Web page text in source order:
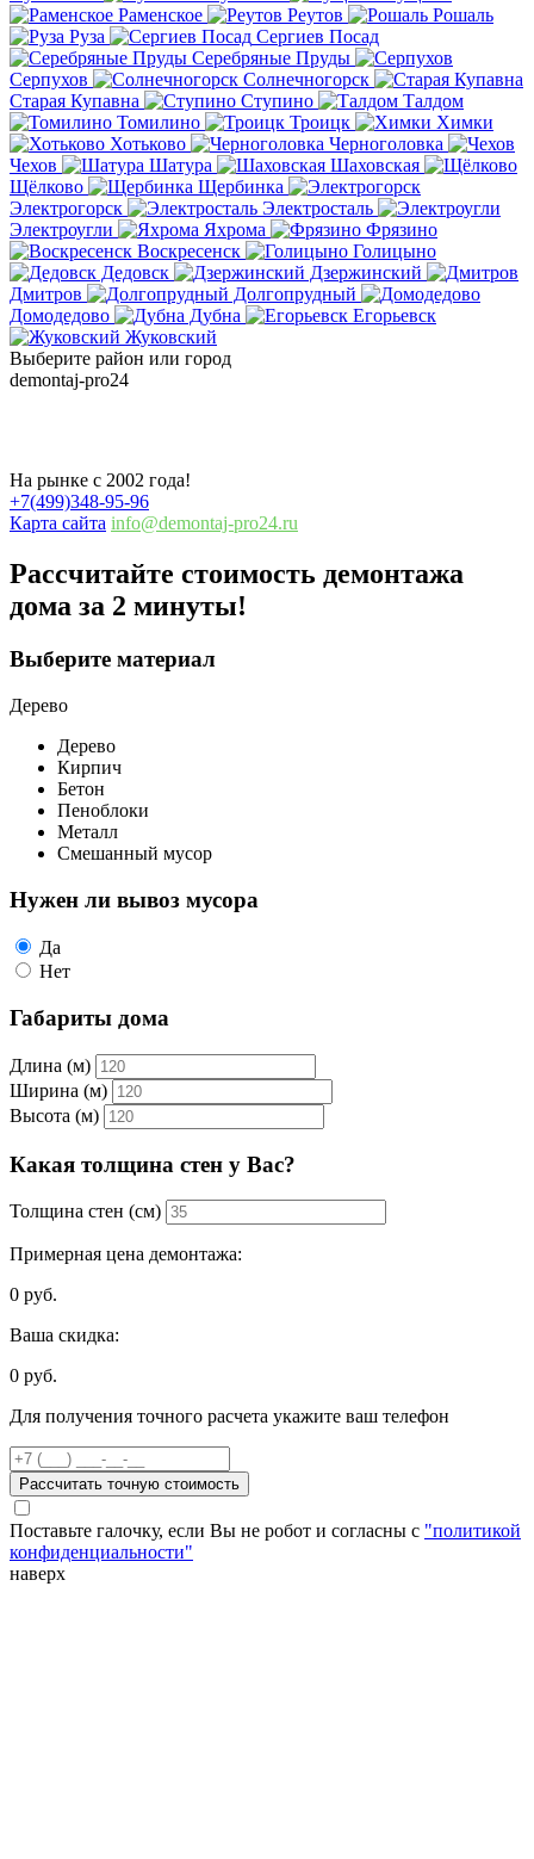
Раменское
Реутов
Рошаль
Руза
Сергиев Посад
Серебряные Пруды
Серпухов
Солнечногорск
Старая Купавна
Ступино
Талдом
Томилино
Троицк
Химки
Хотьково
Черноголовка
Чехов
Шатура
Шаховская
Щёлково
Щербинка
Электрогорск
Электросталь
Электроугли
Яхрома
Фрязино
Воскресенск
Голицыно
Дедовск
Дзержинский
Дмитров
Долгопрудный
Домодедово
Дубна
Егорьевск
Жуковский
Выберите район или город
demontaj-pro24
На рынке с 2002 года!
+7(499)348-95-96
Карта сайта info@demontaj-pro24.ru
Рассчитайте стоимость демонтажа
дома за 2 минуты!
Выберите материал
Дерево
Дерево
Кирпич
Бетон
Пеноблоки
Металл
Смешанный мусор
Нужен ли вывоз мусора
Да
Нет
Габариты дома
Длина (м)
Ширина (м)
Высота (м)
Какая толщина стен у Вас?
Толщина стен (см)
Примерная цена демонтажа:
0 руб.
Ваша скидка:
0 руб.
Для получения точного расчета укажите ваш телефон
Рассчитать точную стоимость
Поставьте галочку, если Вы не робот и согласны с "политикой
конфиденциальности"
наверх